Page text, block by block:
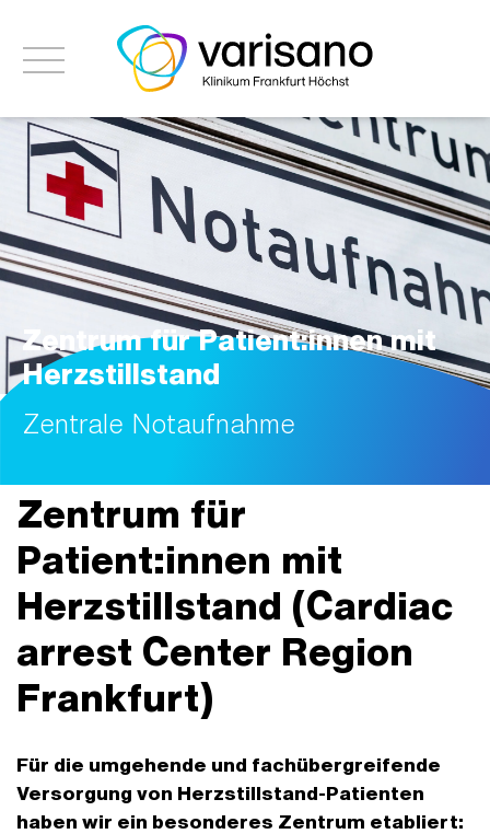
Zentrum für Patient:innen mit
Herzstillstand
Zentrale Notaufnahme
Zentrum für
Patient:innen mit
Herzstillstand (Cardiac
arrest Center Region
Frankfurt)
Für die umgehende und fachübergreifende
Versorgung von Herzstillstand-Patienten
haben wir ein besonderes Zentrum etabliert: